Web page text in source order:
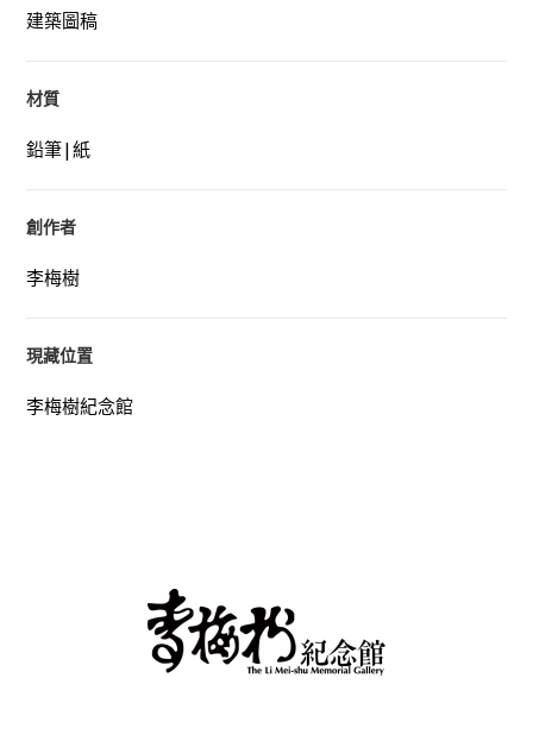
建築圖稿
材質
鉛筆|紙
創作者
李梅樹
現藏位置
李梅樹紀念館